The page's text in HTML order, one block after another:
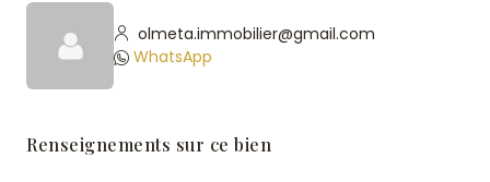
olmeta.immobilier@gmail.com
WhatsApp
Renseignements sur ce bien